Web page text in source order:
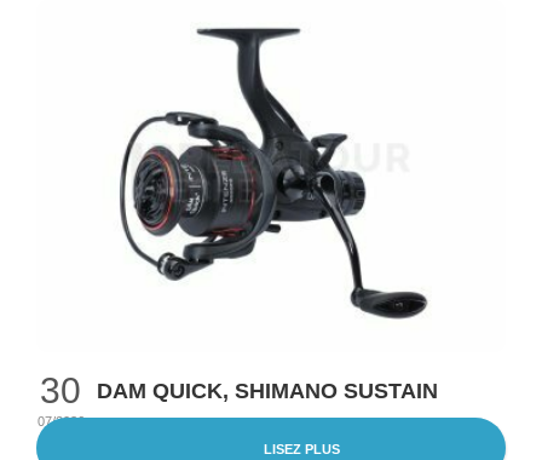
30
07/2026
DAM QUICK, SHIMANO SUSTAIN
LISEZ PLUS